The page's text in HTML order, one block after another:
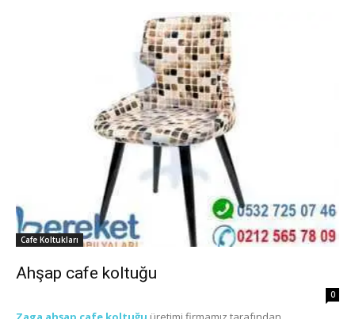
Cafe Koltukları
Ahşap cafe koltuğu
0